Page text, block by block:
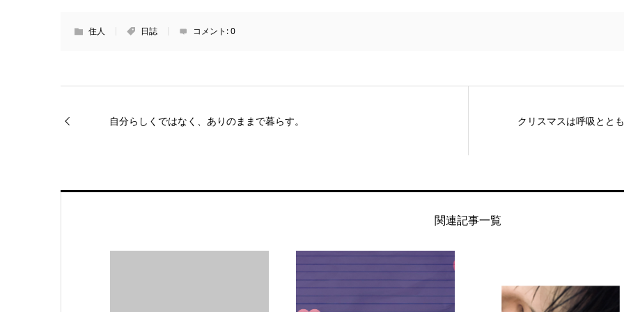
住人 日誌 コメント:0
自分らしくではなく、ありのままで暮らす。 クリスマスは呼吸とと
関連記事一覧